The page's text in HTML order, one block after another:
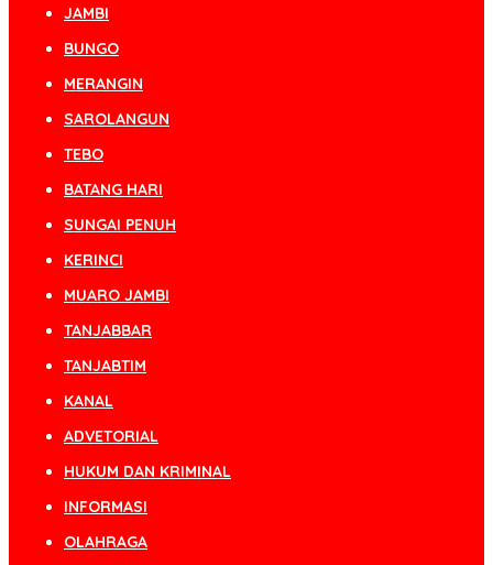
JAMBI
BUNGO
MERANGIN
SAROLANGUN
TEBO
BATANG HARI
SUNGAI PENUH
KERINCI
MUARO JAMBI
TANJABBAR
TANJABTIM
KANAL
ADVETORIAL
HUKUM DAN KRIMINAL
INFORMASI
OLAHRAGA